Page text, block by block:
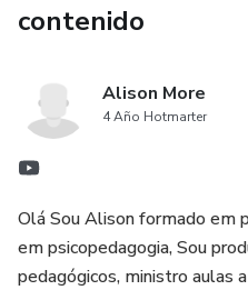
contenido
Alison More
4 Año Hotmarter
Olá Sou Alison formado em
em psicopedagogia, Sou
pedagógicos, ministro aulas